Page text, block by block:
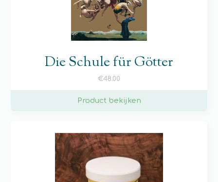
Die Schule für Götter
€48.00
Product bekijken